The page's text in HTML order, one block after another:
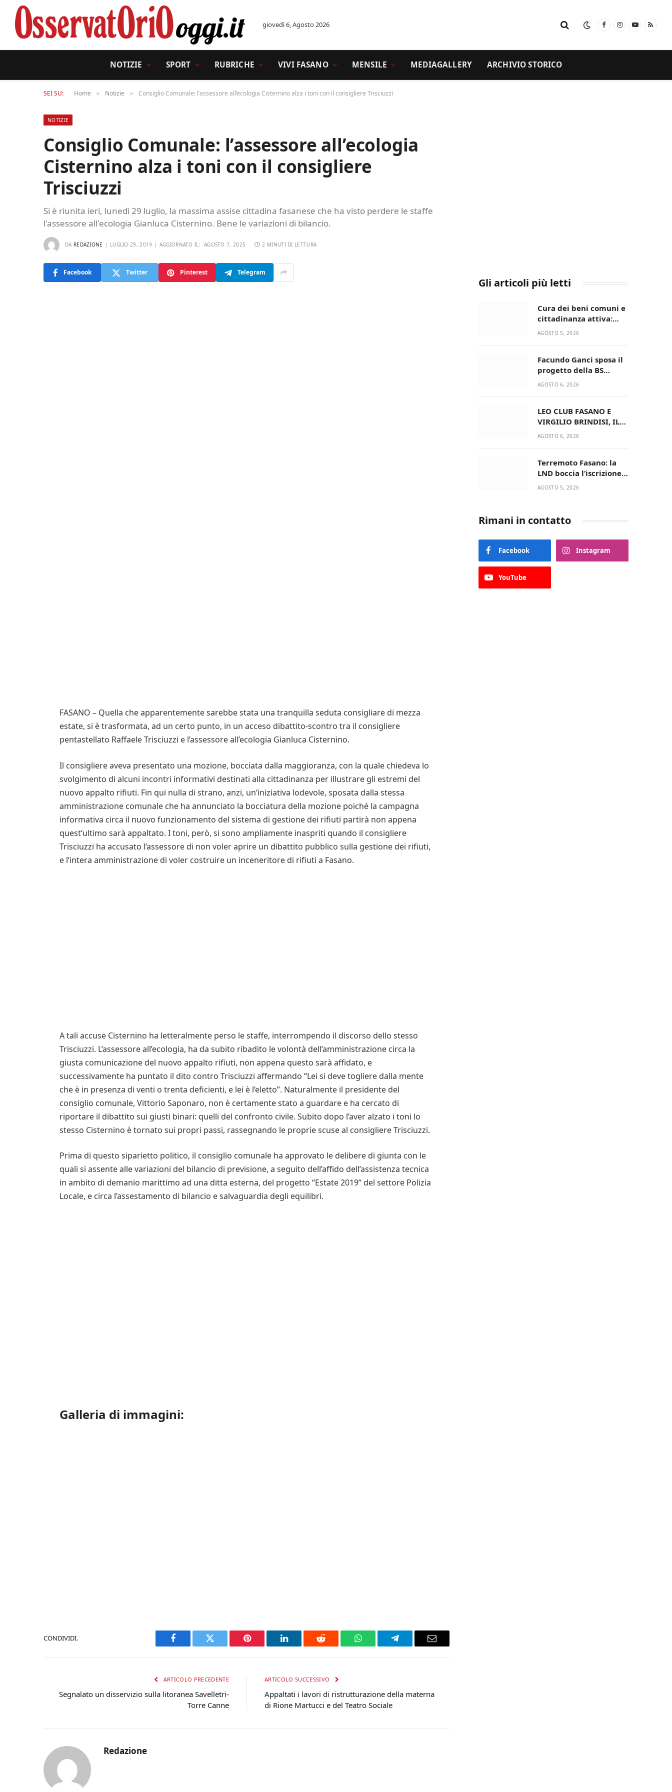
giovedì 6, Agosto 2026 FacebookInstagram
YouTube
RSS
NOTIZIE SPORT RUBRICHE VIVI FASANO MENSILE MEDIAGALLERY ARCHIVIO STORICO
SEI SU: Home » Notizie » Consiglio Comunale: l’assessore all’ecologia Cisternino alza i toni con il consigliere Trisciuzzi
NOTIZIE
Consiglio Comunale: l’assessore all’ecologia
Cisternino alza i toni con il consigliere
Trisciuzzi
Si è riunita ieri, lunedì 29 luglio, la massima assise cittadina fasanese che ha visto perdere le staffe
l'assessore all'ecologia Gianluca Cisternino. Bene le variazioni di bilancio.
DA REDAZIONE LUGLIO 29, 2019 AGGIORNATO IL: AGOSTO 7, 2025 2 MINUTI DI LETTURA
Facebook Twitter Pinterest Telegram
FASANO – Quella che apparentemente sarebbe stata una tranquilla seduta consigliare di mezza
estate, si è trasformata, ad un certo punto, in un acceso dibattito-scontro tra il consigliere
pentastellato Raffaele Trisciuzzi e l’assessore all’ecologia Gianluca Cisternino.
Il consigliere aveva presentato una mozione, bocciata dalla maggioranza, con la quale chiedeva lo
svolgimento di alcuni incontri informativi destinati alla cittadinanza per illustrare gli estremi del
nuovo appalto rifiuti. Fin qui nulla di strano, anzi, un’iniziativa lodevole, sposata dalla stessa
amministrazione comunale che ha annunciato la bocciatura della mozione poiché la campagna
informativa circa il nuovo funzionamento del sistema di gestione dei rifiuti partirà non appena
quest’ultimo sarà appaltato. I toni, però, si sono ampliamente inaspriti quando il consigliere
Trisciuzzi ha accusato l’assessore di non voler aprire un dibattito pubblico sulla gestione dei rifiuti,
e l’intera amministrazione di voler costruire un inceneritore di rifiuti a Fasano.
A tali accuse Cisternino ha letteralmente perso le staffe, interrompendo il discorso dello stesso
Trisciuzzi. L’assessore all’ecologia, ha da subito ribadito le volontà dell’amministrazione circa la
giusta comunicazione del nuovo appalto rifiuti, non appena questo sarà affidato, e
successivamente ha puntato il dito contro Trisciuzzi affermando “Lei si deve togliere dalla mente
che è in presenza di venti o trenta deficienti, e lei è l’eletto”. Naturalmente il presidente del
consiglio comunale, Vittorio Saponaro, non è certamente stato a guardare e ha cercato di
riportare il dibattito sui giusti binari: quelli del confronto civile. Subito dopo l’aver alzato i toni lo
stesso Cisternino è tornato sui propri passi, rassegnando le proprie scuse al consigliere Trisciuzzi.
Prima di questo siparietto politico, il consiglio comunale ha approvato le delibere di giunta con le
quali si assente alle variazioni del bilancio di previsione, a seguito dell’affido dell’assistenza tecnica
in ambito di demanio marittimo ad una ditta esterna, del progetto “Estate 2019” del settore Polizia
Locale, e circa l’assestamento di bilancio e salvaguardia degli equilibri.
Galleria di immagini:
CONDIVIDI.
Facebook Twitter Pinterest LinkedIn Reddit WhatsAppTelegram Email
ARTICOLO PRECEDENTE
Segnalato un disservizio sulla litoranea Savelletri-
Torre Canne
ARTICOLO SUCCESSIVO
Appaltati i lavori di ristrutturazione della materna
di Rione Martucci e del Teatro Sociale
Redazione
Gli articoli più letti
Cura dei beni comuni e
cittadinanza attiva:
online l’avviso per la
AGOSTO 5, 2026
Facundo Ganci sposa il
progetto della BS
Soccer Team Fasano e
AGOSTO 6, 2026
LEO CLUB FASANO E
VIRGILIO BRINDISI, IL
PASSAGGIO DELLE
AGOSTO 6, 2026
Terremoto Fasano: la
LND boccia l’iscrizione,
biancazzurri fuori dalla
AGOSTO 5, 2026
Rimani in contatto
Facebook Instagram
YouTube